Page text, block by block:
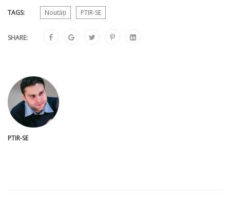
TAGS: Noutăți PTIR-SE
SHARE:
PTIR-SE